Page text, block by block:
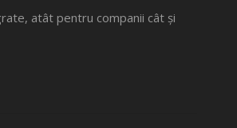
atât pentru companii cât și